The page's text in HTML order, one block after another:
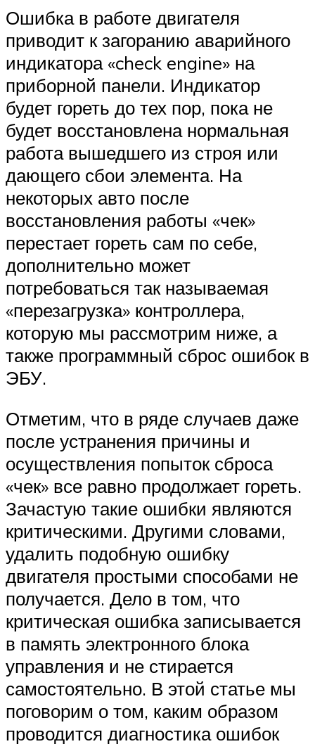
Ошибка в работе двигателя
приводит к загоранию аварийного
индикатора «check engine» на
приборной панели. Индикатор
будет гореть до тех пор, пока не
будет восстановлена нормальная
работа вышедшего из строя или
дающего сбои элемента. На
некоторых авто после
восстановления работы «чек»
перестает гореть сам по себе,
дополнительно может
потребоваться так называемая
«перезагрузка» контроллера,
которую мы рассмотрим ниже, а
также программный сброс ошибок в
ЭБУ.
Отметим, что в ряде случаев даже
после устранения причины и
осуществления попыток сброса
«чек» все равно продолжает гореть.
Зачастую такие ошибки являются
критическими. Другими словами,
удалить подобную ошибку
двигателя простыми способами не
получается. Дело в том, что
критическая ошибка записывается
в память электронного блока
управления и не стирается
самостоятельно. В этой статье мы
поговорим о том, каким образом
проводится диагностика ошибок